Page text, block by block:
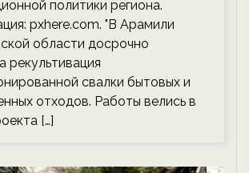
политики региона.
pxhere.com. "В Арамили
области досрочно
рекультивация
свалки бытовых и
отходов. Работы велись в
[…]